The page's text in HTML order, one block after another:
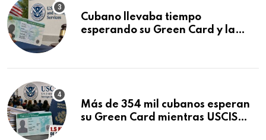
Cubano llevaba tiempo
esperando su Green Card y la
Más de 354 mil cubanos esperan
su Green Card mientras USCIS